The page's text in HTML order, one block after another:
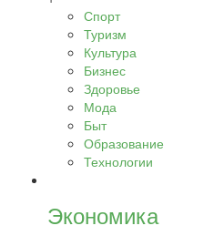
Спорт
Туризм
Культура
Бизнес
Здоровье
Мода
Быт
Образование
Технологии
Экономика